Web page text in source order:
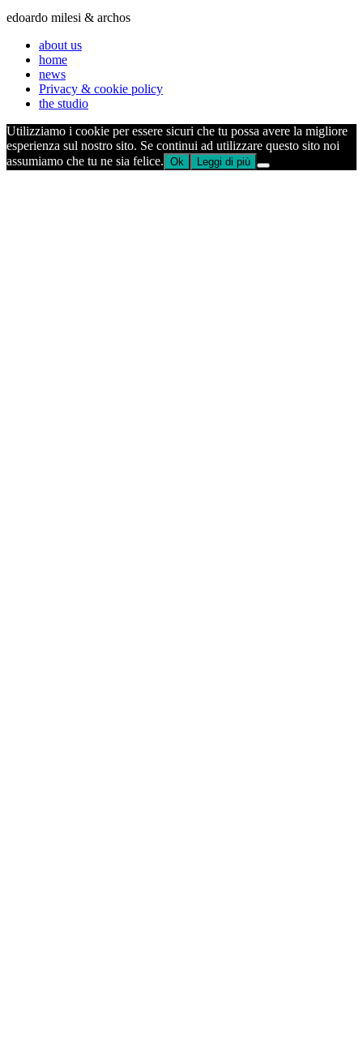
edoardo milesi & archos
about us
home
news
Privacy & cookie policy
the studio
Utilizziamo i cookie per essere sicuri che tu possa avere la migliore
esperienza sul nostro sito. Se continui ad utilizzare questo sito noi
assumiamo che tu ne sia felice. Ok Leggi di più